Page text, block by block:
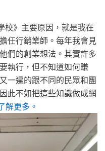
校》主要原因，就是我在
任行銷業師。每年我會見
們的創業想法。其實許多
執行，但不知道如何賺
一遍的跟不同的民眾和團
此不如把這些知識做成網
解更多。